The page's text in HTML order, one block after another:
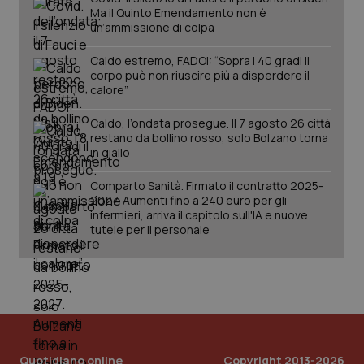
Veneto
Oncoematologia
Oncologia & Nutrizione
Psoriasi & pelle
Quotidiano Cardiologia
Quotidiano Chirurgia
Quotidiano Oncologia
Quotidiano Pediatria
Rene & patologie urogenitali
Ma il Quinto Emendamento non è
un’ammissione di colpa
Caldo estremo, FADOI: “Sopra i 40 gradi il
corpo può non riuscire più a disperdere il
calore”
Caldo, l’ondata prosegue. Il 7 agosto 26 città
restano da bollino rosso, solo Bolzano torna
in giallo
Comparto Sanità. Firmato il contratto 2025-
2027. Aumenti fino a 240 euro per gli
infermieri, arriva il capitolo sull'IA e nuove
tutele per il personale
Quotidiano online Copyright 2013-2026
Nome
Fornitore/Dominio
VISITOR_PRIVACY_METADATA
.youtube.com
www.quotidianosanita.it